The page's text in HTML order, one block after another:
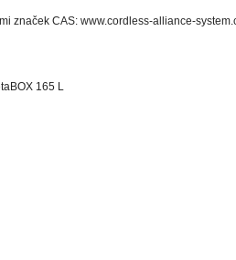
značek CAS: www.cordless-alliance-
165 L